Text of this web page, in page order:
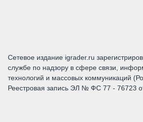
Сетевое издание igrader.ru
службе по надзору в сфере связи,
технологий и массовых коммуникаций
Реестровая запись ЭЛ № ФС 77 - 76723